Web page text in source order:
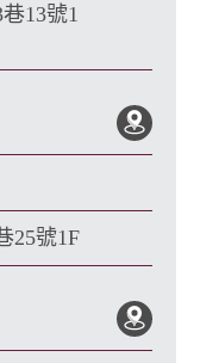
13號1
25號1F